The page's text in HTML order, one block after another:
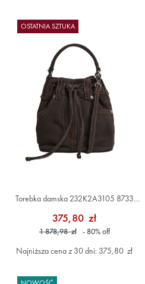
OSTATNIA SZTUKA
Torebka damska 232K2A3105 8733
375,80 zł
1 878,98 zł - 80%off
Najniższa cena z 30 dni: 375,80 zł